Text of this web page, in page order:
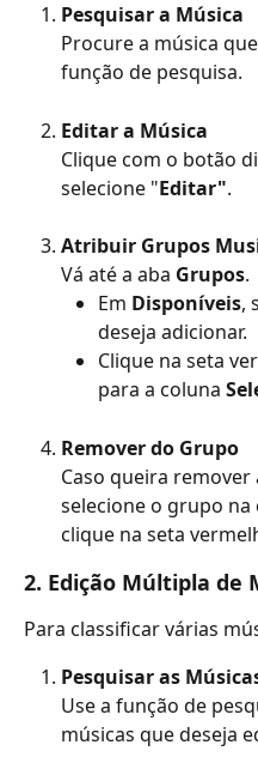
Pesquisar a Música
Procure a música
função de pesquisa.
Editar a Música
Clique com o botão
selecione "Editar".
Atribuir Grupos
Vá até a aba Grupos.
Em Disponíveis,
deseja adicionar.
Clique na seta
para a coluna
Remover do Grupo
Caso queira
selecione o grupo na
clique na seta
2. Edição Múltipla de
Para classificar várias
Pesquisar as
Use a função de
músicas que deseja